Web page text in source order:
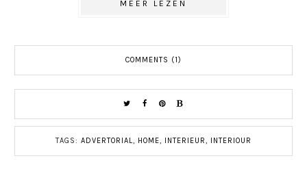
MEER LEZEN
COMMENTS (1)
TAGS: ADVERTORIAL, HOME, INTERIEUR, INTERIOUR